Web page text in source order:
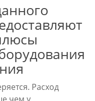
Расход